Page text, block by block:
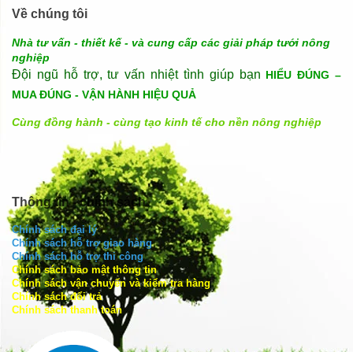
Về chúng tôi
Nhà tư vấn - thiết kế - và cung cấp các giải pháp tưới nông
nghiệp
Đội ngũ hỗ trợ, tư vấn nhiệt tình giúp bạn HIỂU ĐÚNG –
MUA ĐÚNG - VẬN HÀNH HIỆU QUẢ
Cùng đồng hành - cùng tạo kinh tế cho nền nông nghiệp
Thông tin - chính sách
Chính sách đại lý
Chính sách hỗ trợ giao hàng
Chính sách hỗ trợ thi công
Chính sách bảo mật thông tin
Chính sách vận chuyển và kiểm tra hàng
Chính sách đổi trả
Chính sách thanh toán